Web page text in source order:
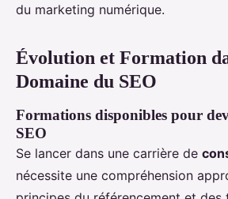
du marketing numérique.
Évolution et Formation
Domaine du SEO
Formations disponibles pour
SEO
Se lancer dans une carrière de
nécessite une compréhension